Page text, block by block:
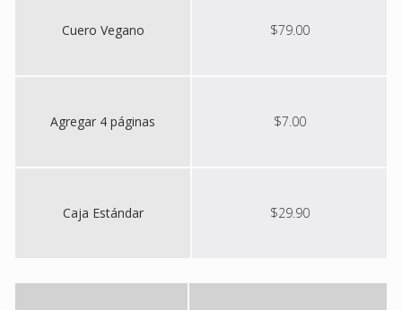
Cuero Vegano $79.00
Agregar 4 páginas $7.00
Caja Estándar $29.90